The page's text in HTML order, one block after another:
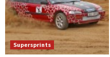
Supersprints